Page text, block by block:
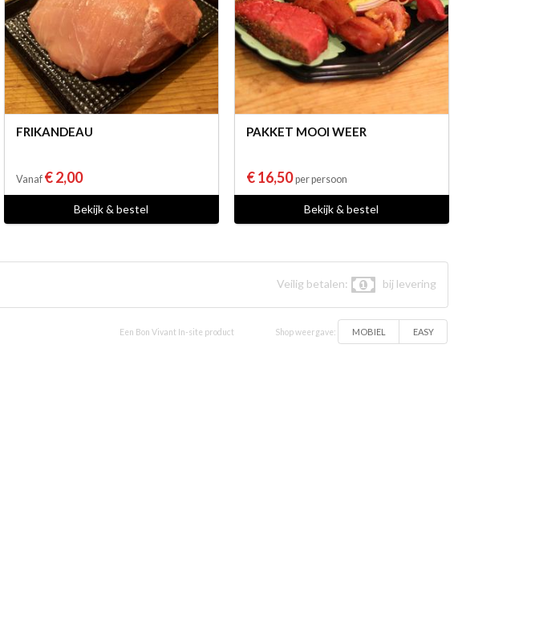
FRIKANDEAU
Vanaf € 2,00
Bekijk & bestel
PAKKET MOOI WEER
€ 16,50per persoon
Bekijk & bestel
Veilig betalen: bij levering
Een Bon Vivant In-site product Shop weergave: MOBIEL EASY